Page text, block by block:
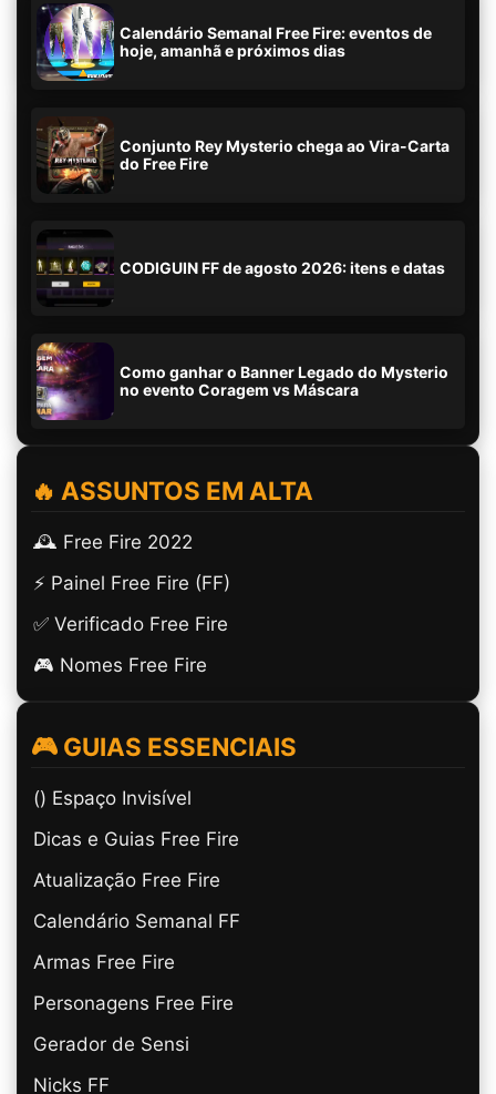
Calendário Semanal Free Fire: eventos de
hoje, amanhã e próximos dias
Conjunto Rey Mysterio chega ao Vira-Carta
do Free Fire
CODIGUIN FF de agosto 2026: itens e datas
Como ganhar o Banner Legado do Mysterio
no evento Coragem vs Máscara
🔥 ASSUNTOS EM ALTA
🕰️ Free Fire 2022
⚡ Painel Free Fire (FF)
✅ Verificado Free Fire
🎮 Nomes Free Fire
🎮 GUIAS ESSENCIAIS
(ㅤ) Espaço Invisível
Dicas e Guias Free Fire
Atualização Free Fire
Calendário Semanal FF
Armas Free Fire
Personagens Free Fire
Gerador de Sensi
Nicks FF